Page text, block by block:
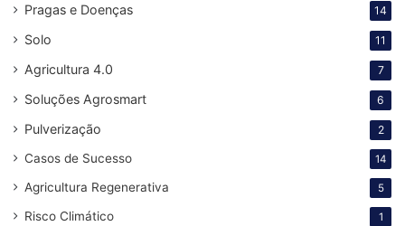
Pragas e Doenças 14
Solo 11
Agricultura 4.0 7
Soluções Agrosmart 6
Pulverização 2
Casos de Sucesso 14
Agricultura Regenerativa 5
Risco Climático 1